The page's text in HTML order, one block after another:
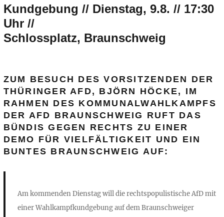
Kundgebung // Dienstag, 9.8. // 17:30
Uhr //
Schlossplatz, Braunschweig
ZUM BESUCH DES VORSITZENDEN DER
THÜRING ER AFD, BJÖRN HÖCKE, IM
RAHMEN DES KOM M UNALWAHLKAMPFS
DER AFD BRAUNSCHWEIG RUFT DAS
BÜNDIS GEGEN RECHTS ZU EINER
DEMO FÜR VIELFÄLTIG KEIT UND EIN
BU NTES BRAUNSCHWEIG AUF:
Am kommenden Dienstag will die rechtspopulistische AfD mit
einer Wahlkampfkundgebung auf dem Braunschweiger